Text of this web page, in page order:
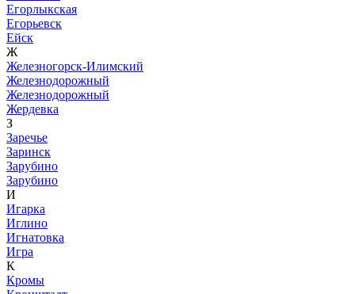
Егорлыкская
Егорьевск
Ейск
Ж
Железногорск-Илимский
Железнодорожный
Железнодорожный
Жердевка
З
Заречье
Заринск
Зарубино
Зарубино
И
Игарка
Иглино
Игнатовка
Игра
К
Кромы